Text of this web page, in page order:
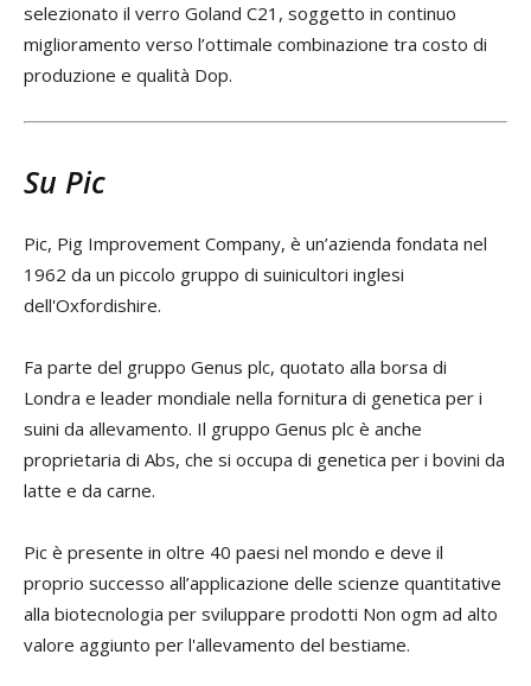
selezionato il verro Goland C21, soggetto in continuo
miglioramento verso l’ottimale combinazione tra costo di
produzione e qualità Dop.
Su Pic
Pic, Pig Improvement Company, è un’azienda fondata nel
1962 da un piccolo gruppo di suinicultori inglesi
dell'Oxfordishire.
Fa parte del gruppo Genus plc, quotato alla borsa di
Londra e leader mondiale nella fornitura di genetica per i
suini da allevamento. Il gruppo Genus plc è anche
proprietaria di Abs, che si occupa di genetica per i bovini da
latte e da carne.
Pic è presente in oltre 40 paesi nel mondo e deve il
proprio successo all’applicazione delle scienze quantitative
alla biotecnologia per sviluppare prodotti Non ogm ad alto
valore aggiunto per l'allevamento del bestiame.